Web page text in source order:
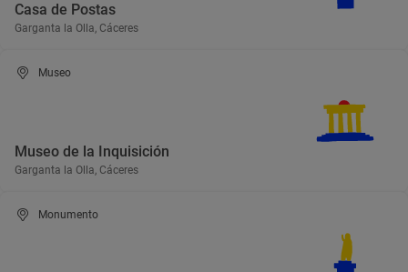
Casa de Postas
Garganta la Olla, Cáceres
Museo
Museo de la Inquisición
Garganta la Olla, Cáceres
Monumento